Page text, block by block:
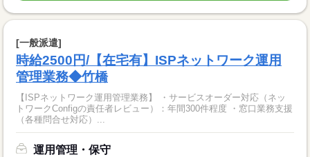
[一般派遣]
時給2500円/【在宅有】ISPネットワーク運用
管理業務◆竹橋
【ISPネットワーク運用管理業務】 ・サービスオーダー対応（ネッ
トワークConfigの責任者レビュー）：年間300件程度 ・窓口業務支援
（各種問合せ対応）...
運用管理・保守